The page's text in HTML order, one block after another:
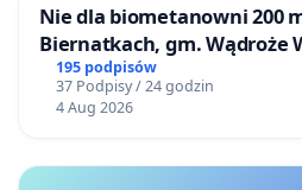
Nie dla biometanowni 200
Biernatkach, gm. Wądroże
195 podpisów
37 Podpisy / 24 godzin
4 Aug 2026